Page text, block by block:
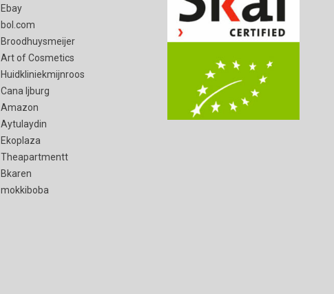
Ebay
bol.com
Broodhuysmeijer
Art of Cosmetics
Huidkliniekmijnroos
Cana Ijburg
Amazon
Aytulaydin
Ekoplaza
Theapartmentt
Bkaren
mokkiboba